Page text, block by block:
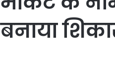
बनाया